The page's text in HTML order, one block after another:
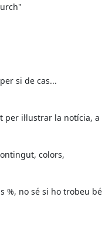
si de cas...
il·lustrar la notícia, a
colors,
%, no sé si ho trobeu bé